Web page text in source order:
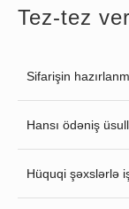
Tez-tez
Sifarişin
Hansı ödəniş
Hüquqi şəxslərlə